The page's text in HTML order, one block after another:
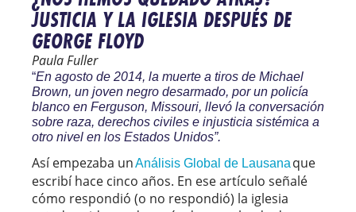
JUSTICIA Y LA IGLESIA DESPUÉS DE
GEORGE FLOYD
Paula Fuller
“En agosto de 2014, la muerte a tiros de Michael
Brown, un joven negro desarmado, por un policía
blanco en Ferguson, Missouri, llevó la conversación
sobre raza, derechos civiles e injusticia sistémica a
otro nivel en los Estados Unidos”.
Así empezaba unAnálisis Global de Lausana que
escribí hace cinco años. En ese artículo señalé
cómo respondió (o no respondió) la iglesia